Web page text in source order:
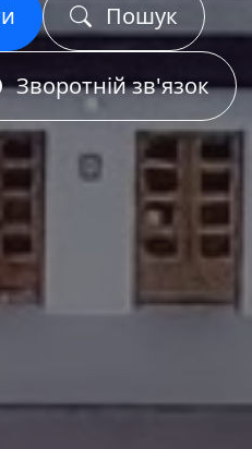
Пошук
Зворотній зв'язок